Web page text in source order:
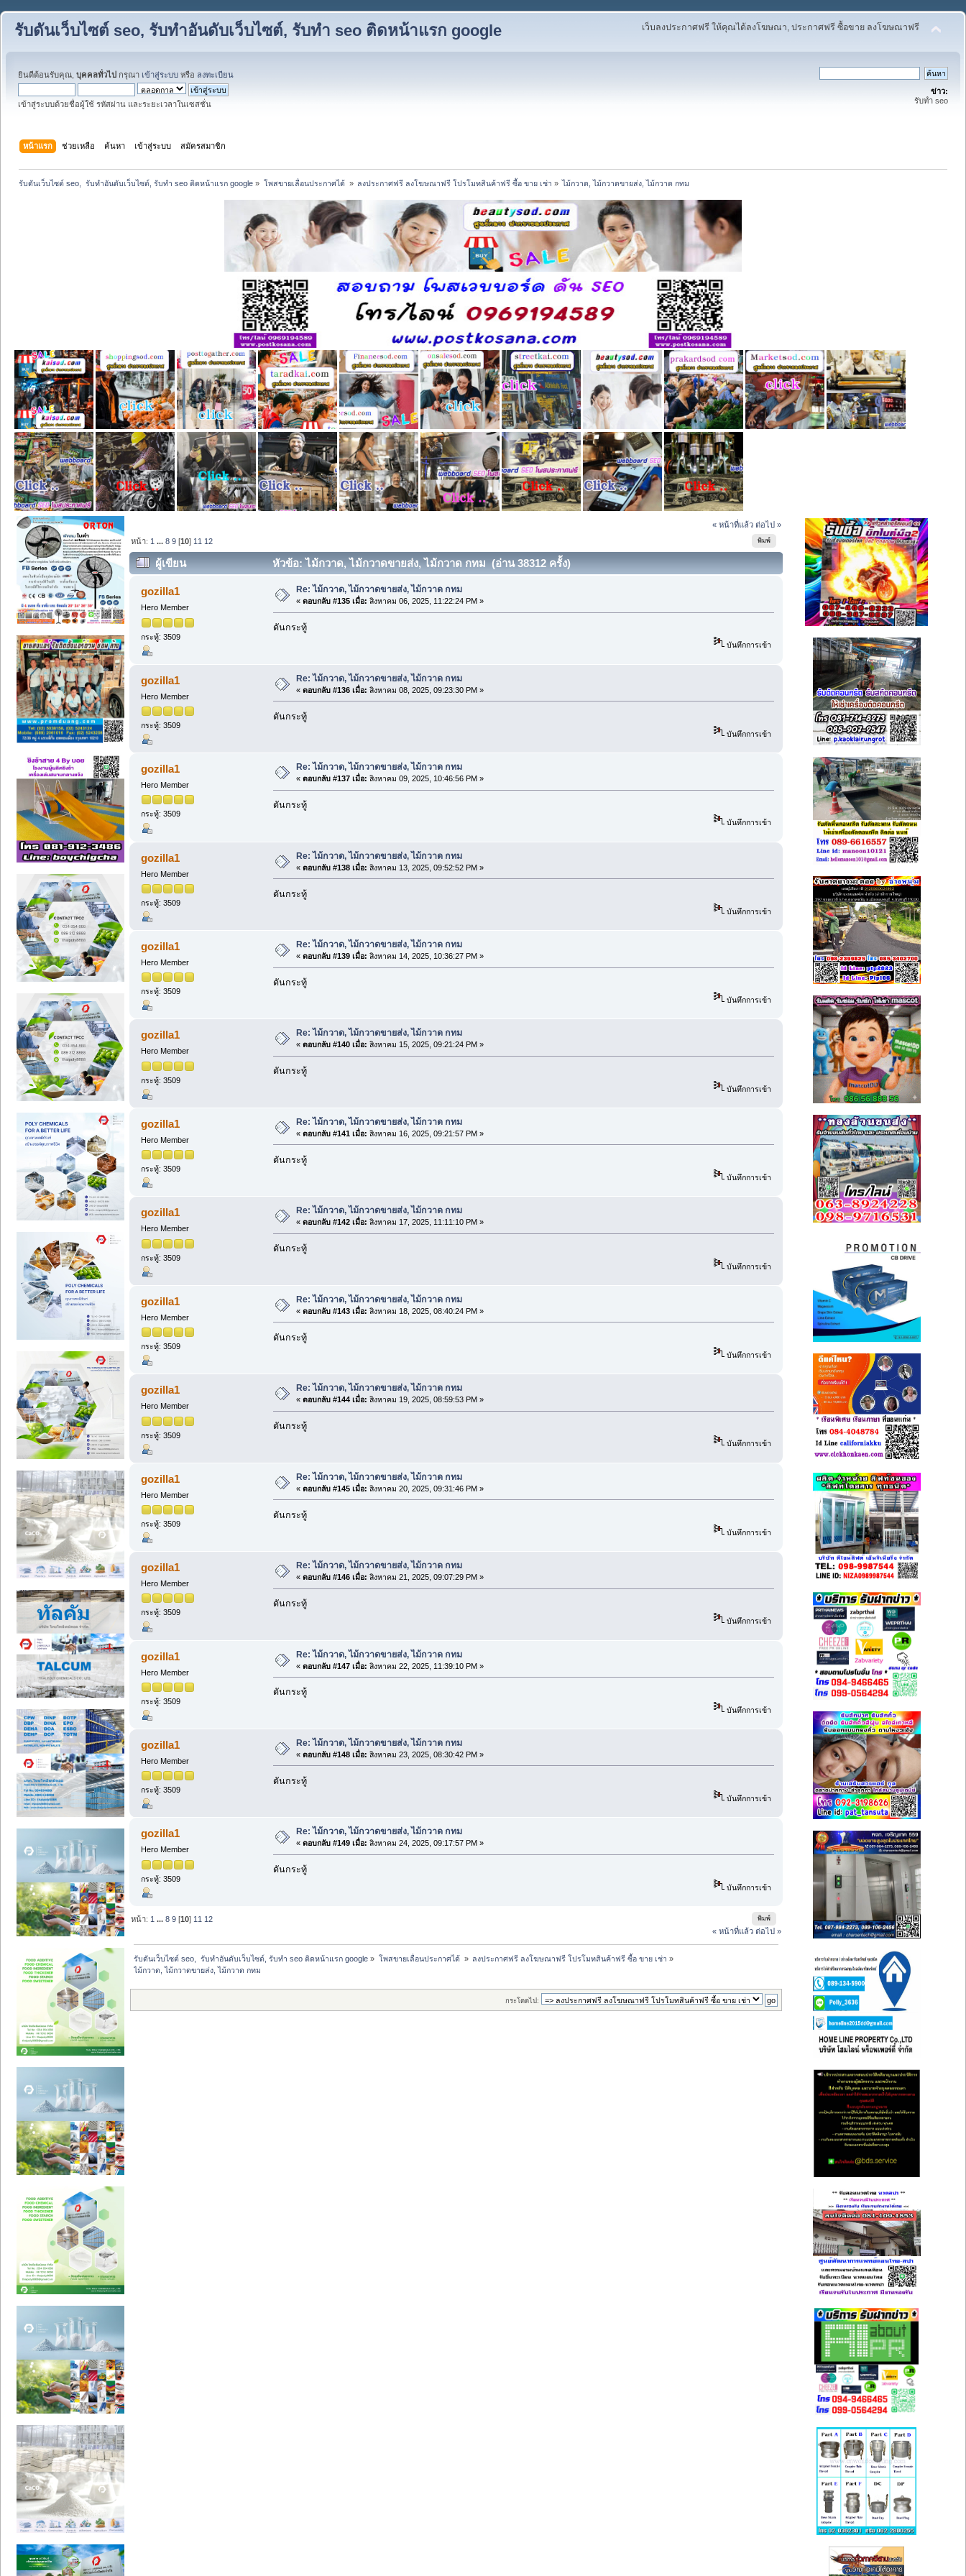
รับดันเว็บไซต์ seo, รับทำอันดับเว็บไซต์, รับทำ seo ติดหน้าแรก google เว็บลงประกาศฟรี ให้คุณได้ลงโฆษณา, ประกาศฟรี ซื้อขาย ลงโฆษณาฟรี
ยินดีต้อนรับคุณ, บุคคลทั่วไป กรุณา เข้าสู่ระบบ หรือ ลงทะเบียน
เข้าสู่ระบบด้วยชื่อผู้ใช้ รหัสผ่าน และระยะเวลาในเซสชั่น
ข่าว:
รับทำ seo
หน้าแรก ช่วยเหลือ ค้นหา เข้าสู่ระบบ สมัครสมาชิก
รับดันเว็บไซต์ seo,  รับทำอันดับเว็บไซต์, รับทำ seo ติดหน้าแรก google » โพสขายเลื่อนประกาศได้ » ลงประกาศฟรี ลงโฆษณาฟรี โปรโมทสินค้าฟรี ซื้อ ขาย เช่า » ไม้กวาด, ไม้กวาดขายส่ง, ไม้กวาด กทม
« หน้าที่แล้ว ต่อไป »
พิมพ์
หน้า: 1 ...8 9 [10] 11 12
ผู้เขียน หัวข้อ: ไม้กวาด, ไม้กวาดขายส่ง, ไม้กวาด กทม (อ่าน 38312 ครั้ง)
gozilla1
Hero Member
กระทู้: 3509
Re: ไม้กวาด, ไม้กวาดขายส่ง, ไม้กวาด กทม
« ตอบกลับ #135 เมื่อ: สิงหาคม 06, 2025, 11:22:24 PM »
ดันกระทู้
บันทึกการเข้า
gozilla1
Hero Member
กระทู้: 3509
Re: ไม้กวาด, ไม้กวาดขายส่ง, ไม้กวาด กทม
« ตอบกลับ #136 เมื่อ: สิงหาคม 08, 2025, 09:23:30 PM »
ดันกระทู้
บันทึกการเข้า
gozilla1
Hero Member
กระทู้: 3509
Re: ไม้กวาด, ไม้กวาดขายส่ง, ไม้กวาด กทม
« ตอบกลับ #137 เมื่อ: สิงหาคม 09, 2025, 10:46:56 PM »
ดันกระทู้
บันทึกการเข้า
gozilla1
Hero Member
กระทู้: 3509
Re: ไม้กวาด, ไม้กวาดขายส่ง, ไม้กวาด กทม
« ตอบกลับ #138 เมื่อ: สิงหาคม 13, 2025, 09:52:52 PM »
ดันกระทู้
บันทึกการเข้า
gozilla1
Hero Member
กระทู้: 3509
Re: ไม้กวาด, ไม้กวาดขายส่ง, ไม้กวาด กทม
« ตอบกลับ #139 เมื่อ: สิงหาคม 14, 2025, 10:36:27 PM »
ดันกระทู้
บันทึกการเข้า
gozilla1
Hero Member
กระทู้: 3509
Re: ไม้กวาด, ไม้กวาดขายส่ง, ไม้กวาด กทม
« ตอบกลับ #140 เมื่อ: สิงหาคม 15, 2025, 09:21:24 PM »
ดันกระทู้
บันทึกการเข้า
gozilla1
Hero Member
กระทู้: 3509
Re: ไม้กวาด, ไม้กวาดขายส่ง, ไม้กวาด กทม
« ตอบกลับ #141 เมื่อ: สิงหาคม 16, 2025, 09:21:57 PM »
ดันกระทู้
บันทึกการเข้า
gozilla1
Hero Member
กระทู้: 3509
Re: ไม้กวาด, ไม้กวาดขายส่ง, ไม้กวาด กทม
« ตอบกลับ #142 เมื่อ: สิงหาคม 17, 2025, 11:11:10 PM »
ดันกระทู้
บันทึกการเข้า
gozilla1
Hero Member
กระทู้: 3509
Re: ไม้กวาด, ไม้กวาดขายส่ง, ไม้กวาด กทม
« ตอบกลับ #143 เมื่อ: สิงหาคม 18, 2025, 08:40:24 PM »
ดันกระทู้
บันทึกการเข้า
gozilla1
Hero Member
กระทู้: 3509
Re: ไม้กวาด, ไม้กวาดขายส่ง, ไม้กวาด กทม
« ตอบกลับ #144 เมื่อ: สิงหาคม 19, 2025, 08:59:53 PM »
ดันกระทู้
บันทึกการเข้า
gozilla1
Hero Member
กระทู้: 3509
Re: ไม้กวาด, ไม้กวาดขายส่ง, ไม้กวาด กทม
« ตอบกลับ #145 เมื่อ: สิงหาคม 20, 2025, 09:31:46 PM »
ดันกระทู้
บันทึกการเข้า
gozilla1
Hero Member
กระทู้: 3509
Re: ไม้กวาด, ไม้กวาดขายส่ง, ไม้กวาด กทม
« ตอบกลับ #146 เมื่อ: สิงหาคม 21, 2025, 09:07:29 PM »
ดันกระทู้
บันทึกการเข้า
gozilla1
Hero Member
กระทู้: 3509
Re: ไม้กวาด, ไม้กวาดขายส่ง, ไม้กวาด กทม
« ตอบกลับ #147 เมื่อ: สิงหาคม 22, 2025, 11:39:10 PM »
ดันกระทู้
บันทึกการเข้า
gozilla1
Hero Member
กระทู้: 3509
Re: ไม้กวาด, ไม้กวาดขายส่ง, ไม้กวาด กทม
« ตอบกลับ #148 เมื่อ: สิงหาคม 23, 2025, 08:30:42 PM »
ดันกระทู้
บันทึกการเข้า
gozilla1
Hero Member
กระทู้: 3509
Re: ไม้กวาด, ไม้กวาดขายส่ง, ไม้กวาด กทม
« ตอบกลับ #149 เมื่อ: สิงหาคม 24, 2025, 09:17:57 PM »
ดันกระทู้
บันทึกการเข้า
พิมพ์
หน้า: 1 ...8 9 [10] 11 12
« หน้าที่แล้ว ต่อไป »
รับดันเว็บไซต์ seo,  รับทำอันดับเว็บไซต์, รับทำ seo ติดหน้าแรก google » โพสขายเลื่อนประกาศได้ » ลงประกาศฟรี ลงโฆษณาฟรี โปรโมทสินค้าฟรี ซื้อ ขาย เช่า »
ไม้กวาด, ไม้กวาดขายส่ง, ไม้กวาด กทม
กระโดดไป: